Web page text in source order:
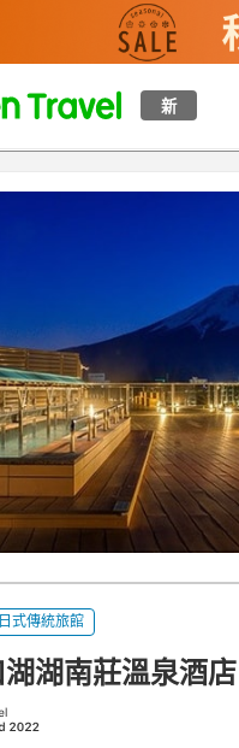
新
方案 評價設施
日式傳統旅館
湖南莊溫泉酒店